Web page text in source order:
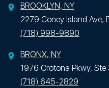
BROOKLYN, NY
2279 Coney Island Ave,
(718) 998-9890
BRONX, NY
1976 Crotona Pkwy, Ste
(718) 645-2829